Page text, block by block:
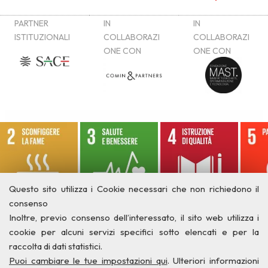
Questo sito utilizza i Cookie necessari che non richiedono il
consenso
Inoltre, previo consenso dell’interessato, il sito web utilizza i
cookie per alcuni servizi specifici sotto elencati e per la
raccolta di dati statistici.
Puoi cambiare le tue impostazioni qui. Ulteriori informazioni